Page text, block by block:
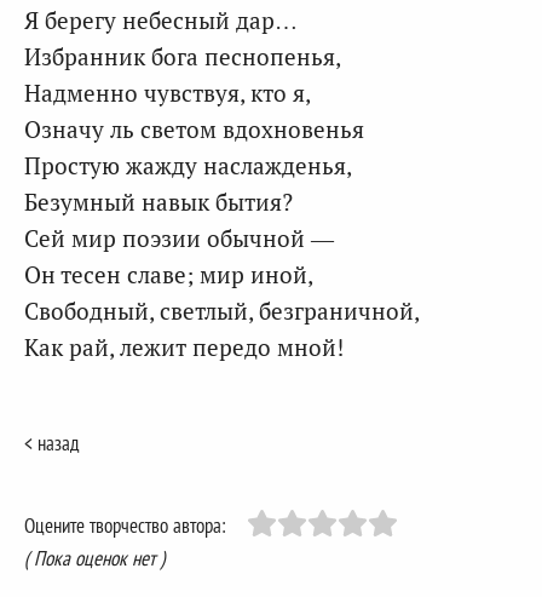
Я берегу небесный дар…
Избранник бога песнопенья,
Надменно чувствуя, кто я,
Означу ль светом вдохновенья
Простую жажду наслажденья,
Безумный навык бытия?
Сей мир поэзии обычной —
Он тесен славе; мир иной,
Свободный, светлый, безграничной,
Как рай, лежит передо мной!
< назад
Оцените творчество автора:
( Пока оценок нет )